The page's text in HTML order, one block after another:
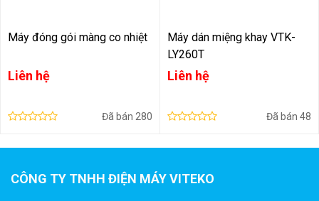
Máy đóng gói màng co nhiệt
Liên hệ
Đã bán 280
Máy dán miệng khay VTK-
LY260T
Liên hệ
Đã bán 48
CÔNG TY TNHH ĐIỆN MÁY VITEKO